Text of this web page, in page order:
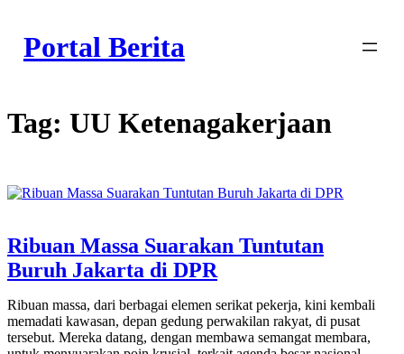
content
Portal Berita
Tag: UU Ketenagakerjaan
Ribuan Massa Suarakan Tuntutan
Buruh Jakarta di DPR
Ribuan massa, dari berbagai elemen serikat pekerja, kini kembali
memadati kawasan, depan gedung perwakilan rakyat, di pusat
tersebut. Mereka datang, dengan membawa semangat membara,